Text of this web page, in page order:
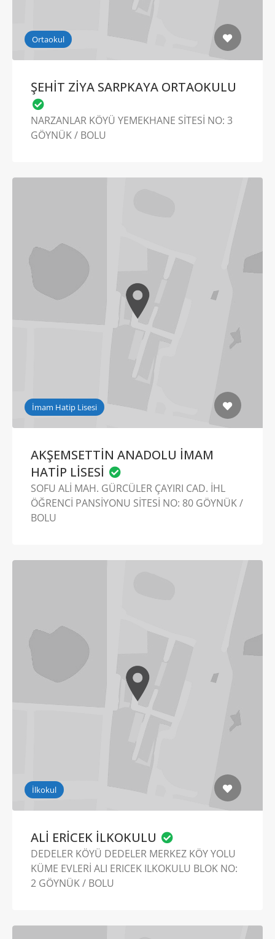
Ortaokul
ŞEHİT ZİYA SARPKAYA ORTAOKULU
NARZANLAR KÖYÜ YEMEKHANE SİTESİ NO: 3
GÖYNÜK / BOLU
İmam Hatip Lisesi
AKŞEMSETTİN ANADOLU İMAM
HATİP LİSESİ
SOFU ALİ MAH. GÜRCÜLER ÇAYIRI CAD. İHL
ÖĞRENCİ PANSİYONU SİTESİ NO: 80 GÖYNÜK /
BOLU
İlkokul
ALİ ERİCEK İLKOKULU
DEDELER KÖYÜ DEDELER MERKEZ KÖY YOLU
KÜME EVLERİ ALI ERICEK ILKOKULU BLOK NO:
2 GÖYNÜK / BOLU